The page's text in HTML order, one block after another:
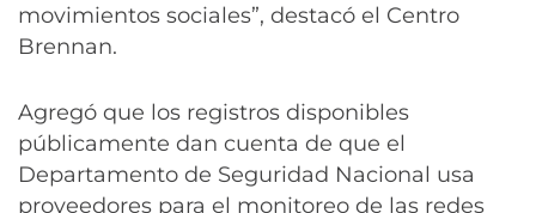
movimientos sociales”, destacó el Centro
Brennan.
Agregó que los registros disponibles
públicamente dan cuenta de que el
Departamento de Seguridad Nacional usa
proveedores para el monitoreo de las redes